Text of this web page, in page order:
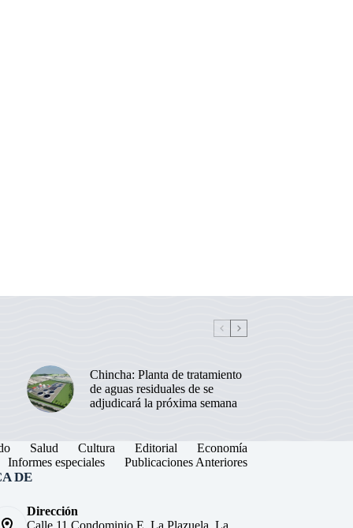
Chincha: Planta de tratamiento
de aguas residuales de se
adjudicará la próxima semana
Salud Cultura Editorial
Economía
Informes especiales
Publicaciones Anteriores
DE
Dirección